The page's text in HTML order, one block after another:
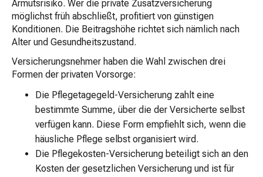
Armutsrisiko. Wer die private Zusatzversicherung
möglichst früh abschließt, profitiert von günstigen
Konditionen. Die Beitragshöhe richtet sich nämlich nach
Alter und Gesundheitszustand.
Versicherungsnehmer haben die Wahl zwischen drei
Formen der privaten Vorsorge:
Die Pflegetagegeld-Versicherung zahlt eine
bestimmte Summe, über die der Versicherte selbst
verfügen kann. Diese Form empfiehlt sich, wenn die
häusliche Pflege selbst organisiert wird.
Die Pflegekosten-Versicherung beteiligt sich an den
Kosten der gesetzlichen Versicherung und ist für